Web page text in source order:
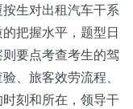
生对出租汽车干系
把握水平，题型日
要点考查考生的驾
、旅客效劳流程、
刻和所在，领导干